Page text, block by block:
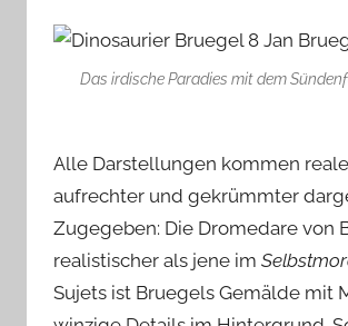
Das irdische Paradies mit dem
Alle Darstellungen kommen
aufrechter und gekrümmter
Zugegeben: Die Dromedare von
realistischer als jene im
Sujets ist Bruegels Gemälde mit